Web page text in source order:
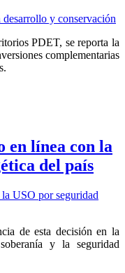
PDET, se reporta la
complementarias
en línea con la
del país
de esta decisión en la
y la seguridad